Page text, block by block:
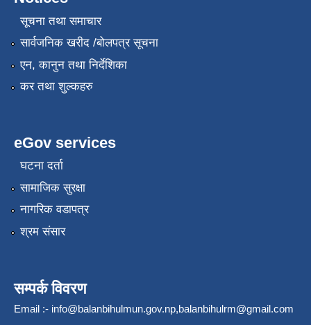
सूचना तथा समाचार
सार्वजनिक खरीद /बोलपत्र सूचना
एन, कानुन तथा निर्देशिका
कर तथा शुल्कहरु
eGov services
घटना दर्ता
सामाजिक सुरक्षा
नागरिक वडापत्र
श्रम संसार
सम्पर्क विवरण
Email :- info@balanbihulmun.gov.np,balanbihulrm@gmail.com